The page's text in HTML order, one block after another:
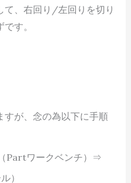
て、右回り/左回りを切り
す。
すが、念の為以下に手順
（Partワークベンチ）⇒
）